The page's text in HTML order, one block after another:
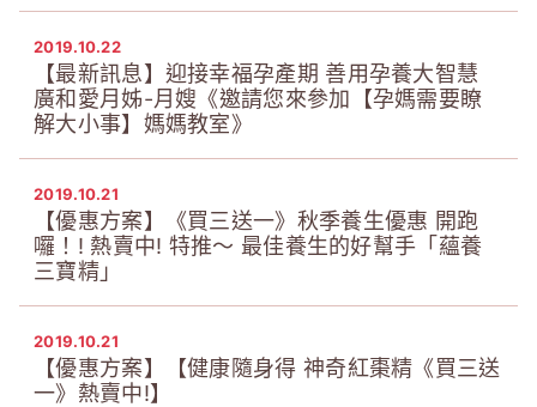
2019.10.22
【最新訊息】迎接幸福孕產期 善用孕養大智慧
廣和愛月姊-月嫂《邀請您來參加【孕媽需要瞭
解大小事】媽媽教室》
2019.10.21
【優惠方案】《買三送一》秋季養生優惠 開跑
囉！! 熱賣中! 特推～ 最佳養生的好幫手「蘊養
三寶精」
2019.10.21
【優惠方案】【健康隨身得 神奇紅棗精《買三送
一》熱賣中!】